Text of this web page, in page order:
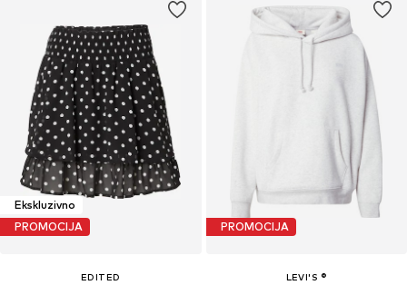
Ekskluzivno
PROMOCIJA
EDITED
PROMOCIJA
LEVI'S ®